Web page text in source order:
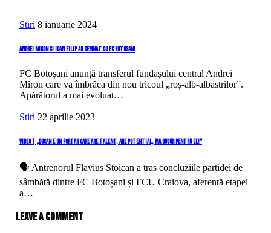
Stiri 8 ianuarie 2024
Andrei Miron si Ioan Filip au semnat cu FC botosani
FC Botoșani anunță transferul fundașului central Andrei
Miron care va îmbrăca din nou tricoul „roș-alb-albastrilor”.
Apărătorul a mai evoluat…
Stiri 22 aprilie 2023
Video | „Ducan e un portar care are talent, are potential, ma bucur pentru el!”
🗣️ Antrenorul Flavius Stoican a tras concluziile partidei de
sâmbătă dintre FC Botoșani și FCU Craiova, aferentă etapei
a…
Leave a comment